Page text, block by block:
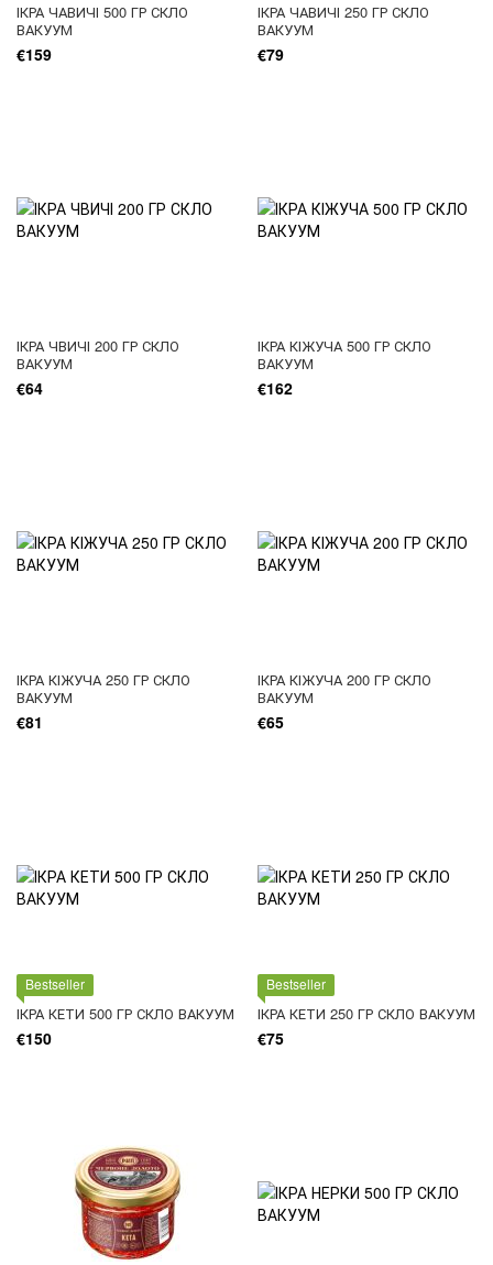
ІКРА ЧАВИЧІ 500 ГР СКЛО
ВАКУУМ
€159
ІКРА ЧАВИЧІ 250 ГР СКЛО
ВАКУУМ
€79
ІКРА ЧВИЧІ 200 ГР СКЛО
ВАКУУМ
€64
ІКРА КІЖУЧА 500 ГР СКЛО
ВАКУУМ
€162
ІКРА КІЖУЧА 250 ГР СКЛО
ВАКУУМ
€81
ІКРА КІЖУЧА 200 ГР СКЛО
ВАКУУМ
€65
Bestseller
ІКРА КЕТИ 500 ГР СКЛО ВАКУУМ
€150
Bestseller
ІКРА КЕТИ 250 ГР СКЛО ВАКУУМ
€75